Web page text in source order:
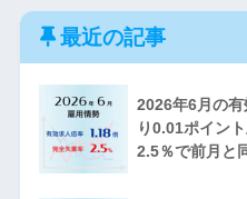
最近の記事
2026年6月の
り0.01ポイン
2.5％で前月と